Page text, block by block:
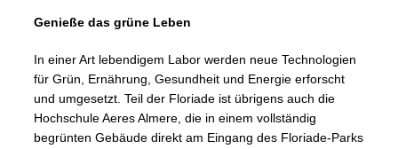
Genieße das grüne Leben
In einer Art lebendigem Labor werden neue Technologien
für Grün, Ernährung, Gesundheit und Energie erforscht
und umgesetzt. Teil der Floriade ist übrigens auch die
Hochschule Aeres Almere, die in einem vollständig
begrünten Gebäude direkt am Eingang des Floriade-Parks